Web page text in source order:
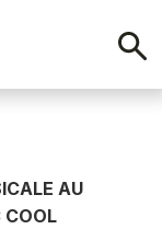
AU
COOL